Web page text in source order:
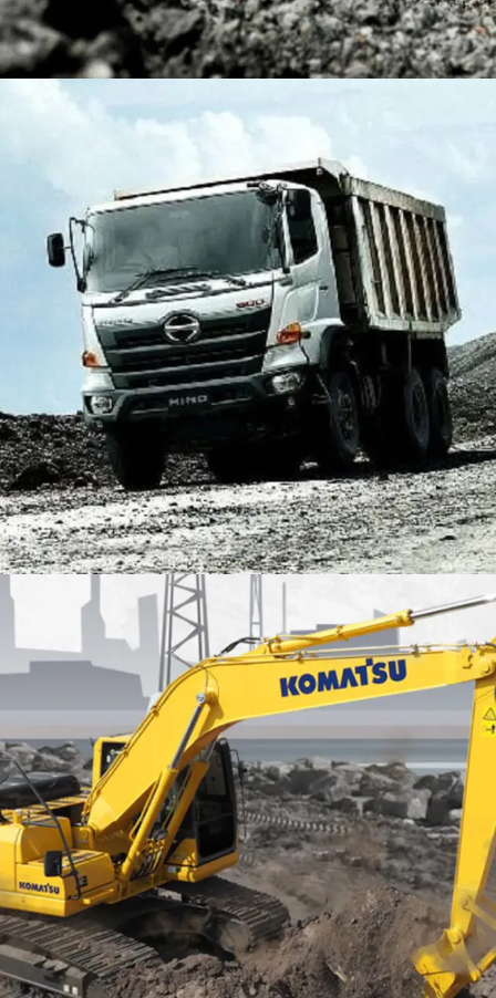
DUMP TRUCK TOOLS
HINO FM 350 PL (Mining)
Find Out More
EXCAVATOR TOOLS
KOMATSU PC200-10M0 CE
Find Out More